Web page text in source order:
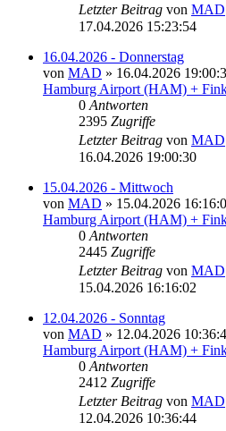
Letzter Beitrag von MAD
17.04.2026 15:23:54
16.04.2026 - Donnerstag
von MAD » 16.04.2026
Hamburg Airport (HAM) +
0 Antworten
2395 Zugriffe
Letzter Beitrag von MAD
16.04.2026 19:00:30
15.04.2026 - Mittwoch
von MAD » 15.04.2026
Hamburg Airport (HAM) +
0 Antworten
2445 Zugriffe
Letzter Beitrag von MAD
15.04.2026 16:16:02
12.04.2026 - Sonntag
von MAD » 12.04.2026
Hamburg Airport (HAM) +
0 Antworten
2412 Zugriffe
Letzter Beitrag von MAD
12.04.2026 10:36:44